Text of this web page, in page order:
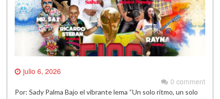
julio 6, 2026
0 comment
Por: Sady Palma Bajo el vibrante lema “Un solo ritmo, un solo